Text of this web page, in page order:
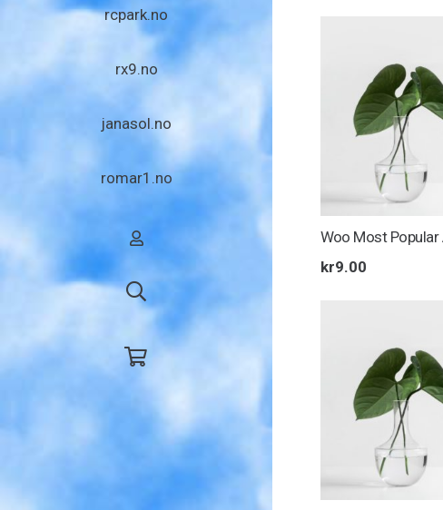
rcpark.no
rx9.no
janasol.no
romar1.no
kr3.00.
Woo Most Popular
kr9.00